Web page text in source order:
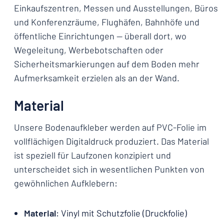
Einkaufszentren, Messen und Ausstellungen, Büros
und Konferenzräume, Flughäfen, Bahnhöfe und
öffentliche Einrichtungen — überall dort, wo
Wegeleitung, Werbebotschaften oder
Sicherheitsmarkierungen auf dem Boden mehr
Aufmerksamkeit erzielen als an der Wand.
Material
Unsere Bodenaufkleber werden auf PVC-Folie im
vollflächigen Digitaldruck produziert. Das Material
ist speziell für Laufzonen konzipiert und
unterscheidet sich in wesentlichen Punkten von
gewöhnlichen Aufklebern:
Material: Vinyl mit Schutzfolie (Druckfolie)